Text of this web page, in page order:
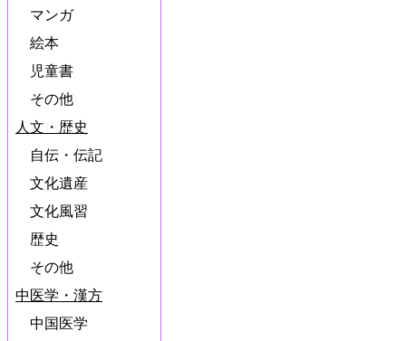
マンガ
絵本
児童書
その他
人文・歴史
自伝・伝記
文化遺産
文化風習
歴史
その他
中医学・漢方
中国医学